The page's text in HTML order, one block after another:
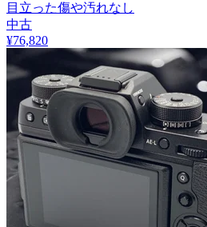
目立った傷や汚れなし
中古
¥76,820